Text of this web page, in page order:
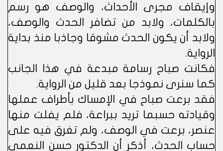
وإيقاف مجرى الأحداث، والوصف هو رسم
بالكلمات، ولابد من تضافر الحدث والوصف،
ولابد أن يكون الحدث مشوقا وجاذبا منذ بداية
الرواية.
فكانت صباح رسامة مبدعة في هذا الجانب
كما سنرى نموذجا بعد قليل من الرواية.
فقد برعت صباح في الإمساك بأطراف عملها
وقيادته حسبما تريد ببراعة، فلم يفلت منها
عنصر، برعت في الوصف، ولم تغرق فيه على
حساب الحدث، أذكر أن الدكتور حسن النعمي